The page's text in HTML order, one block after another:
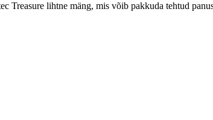
Treasure lihtne mäng, mis võib pakkuda tehtud